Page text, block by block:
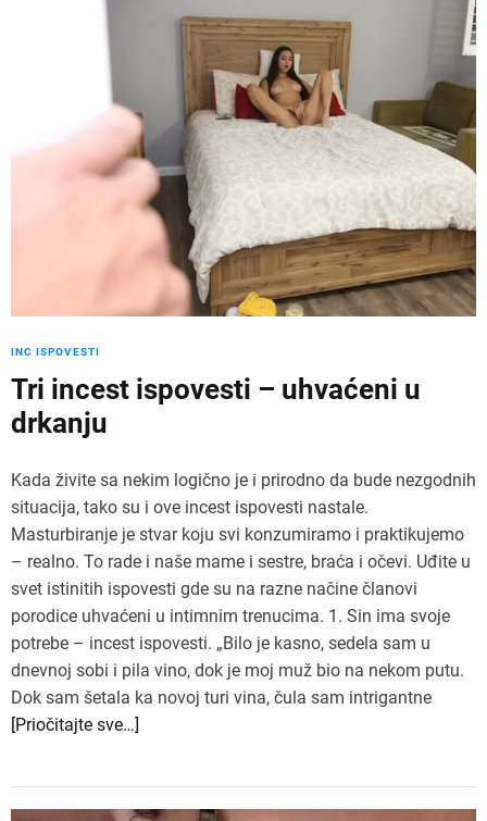
INC ISPOVESTI
Tri incest ispovesti – uhvaćeni u
drkanju
Kada živite sa nekim logično je i prirodno da bude nezgodnih
situacija, tako su i ove incest ispovesti nastale.
Masturbiranje je stvar koju svi konzumiramo i praktikujemo
– realno. To rade i naše mame i sestre, braća i očevi. Uđite u
svet istinitih ispovesti gde su na razne načine članovi
porodice uhvaćeni u intimnim trenucima. 1. Sin ima svoje
potrebe – incest ispovesti. „Bilo je kasno, sedela sam u
dnevnoj sobi i pila vino, dok je moj muž bio na nekom putu.
Dok sam šetala ka novoj turi vina, čula sam intrigantne
[Priočitajte sve…]